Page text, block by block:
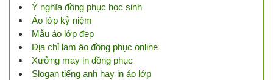
Ý nghĩa đồng phục học sinh
Áo lớp kỷ niệm
Mẫu áo lớp đẹp
Địa chỉ làm áo đồng phục online
Xưởng may in đồng phục
Slogan tiếng anh hay in áo lớp